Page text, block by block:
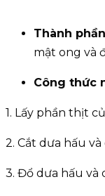
Thành phần
mật ong và
Công thức
1. Lấy phần thịt
2. Cắt dưa hấu
3. Đổ dưa hấu và